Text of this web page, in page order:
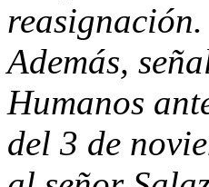
reasignación.
Además,
Humanos
del 3 de